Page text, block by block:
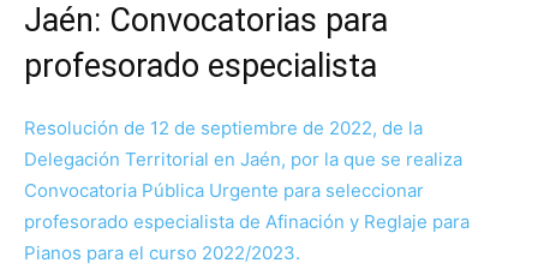
Jaén: Convocatorias para
profesorado especialista
Resolución de 12 de septiembre de 2022, de la
Delegación Territorial en Jaén, por la que se realiza
Convocatoria Pública Urgente para seleccionar
profesorado especialista de Afinación y Reglaje para
Pianos para el curso 2022/2023.